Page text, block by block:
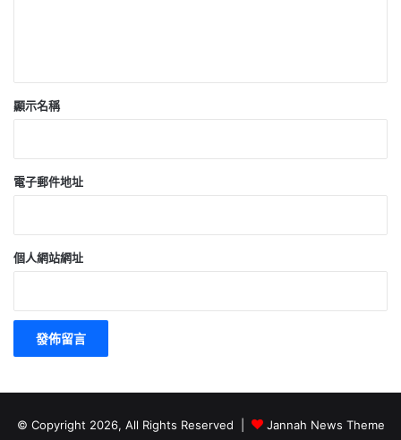
顯示名稱
電子郵件地址
個人網站網址
© Copyright 2026, All Rights Reserved | Jannah News Theme